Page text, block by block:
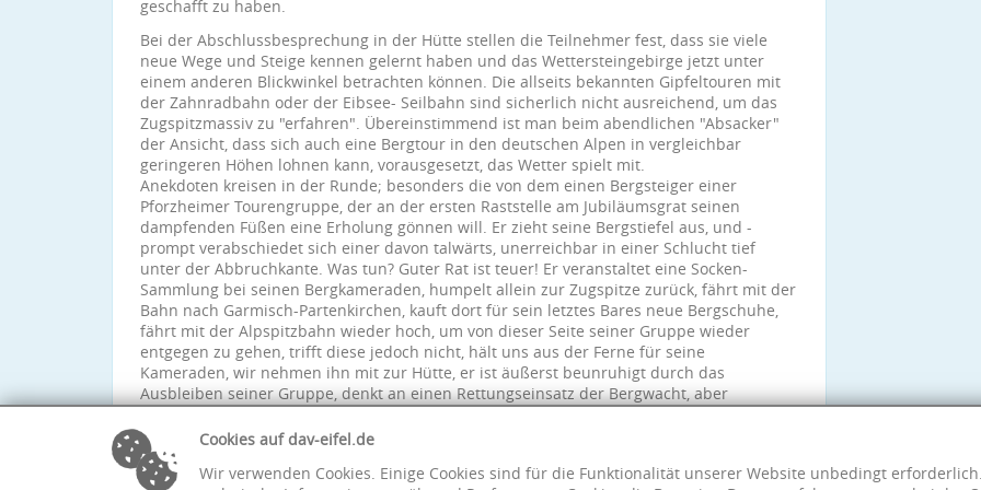
geschafft zu haben.
Bei der Abschlussbesprechung in der Hütte stellen die Teilnehmer fest, dass sie viele
neue Wege und Steige kennen gelernt haben und das Wettersteingebirge jetzt unter
einem anderen Blickwinkel betrachten können. Die allseits bekannten Gipfeltouren mit
der Zahnradbahn oder der Eibsee- Seilbahn sind sicherlich nicht ausreichend, um das
Zugspitzmassiv zu "erfahren". Übereinstimmend ist man beim abendlichen "Absacker"
der Ansicht, dass sich auch eine Bergtour in den deutschen Alpen in vergleichbar
geringeren Höhen lohnen kann, vorausgesetzt, das Wetter spielt mit.
Anekdoten kreisen in der Runde; besonders die von dem einen Bergsteiger einer
Pforzheimer Tourengruppe, der an der ersten Raststelle am Jubiläumsgrat seinen
dampfenden Füßen eine Erholung gönnen will. Er zieht seine Bergstiefel aus, und -
prompt verabschiedet sich einer davon talwärts, unerreichbar in einer Schlucht tief
unter der Abbruchkante. Was tun? Guter Rat ist teuer! Er veranstaltet eine Socken-
Sammlung bei seinen Bergkameraden, humpelt allein zur Zugspitze zurück, fährt mit der
Bahn nach Garmisch-Partenkirchen, kauft dort für sein letztes Bares neue Bergschuhe,
fährt mit der Alpspitzbahn wieder hoch, um von dieser Seite seiner Gruppe wieder
entgegen zu gehen, trifft diese jedoch nicht, hält uns aus der Ferne für seine
Kameraden, wir nehmen ihn mit zur Hütte, er ist äußerst beunruhigt durch das
Ausbleiben seiner Gruppe, denkt an einen Rettungseinsatz der Bergwacht, aber
schließlich tauchen seine Leute aus der Dunkelheit auf. Sie hatten für den Grat 16
Stunden benötigt!
Cookies auf dav-eifel.de
Wir verwenden Cookies. Einige Cookies sind für die Funktionalität unserer Website unbedingt